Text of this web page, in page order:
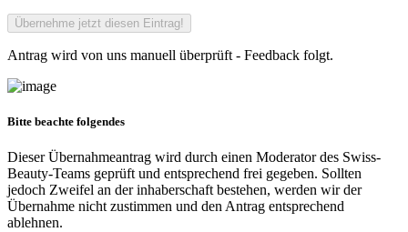
Antrag wird von uns manuell überprüft - Feedback folgt.
Bitte beachte folgendes
Dieser Übernahmeantrag wird durch einen Moderator des Swiss-
Beauty-Teams geprüft und entsprechend frei gegeben. Sollten
jedoch Zweifel an der inhaberschaft bestehen, werden wir der
Übernahme nicht zustimmen und den Antrag entsprechend
ablehnen.